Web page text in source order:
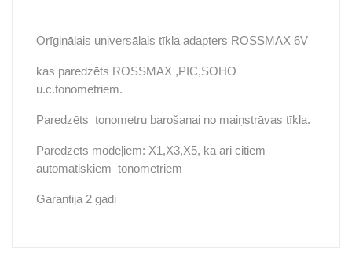
Orīginālais universālais tīkla adapters ROSSMAX 6V
kas paredzēts ROSSMAX ,PIC,SOHO
u.c.tonometriem.
Paredzēts tonometru barošanai no maiņstrāvas tīkla.
Paredzēts modeļiem: X1,X3,X5, kā ari citiem
automatiskiem tonometriem
Garantija 2 gadi